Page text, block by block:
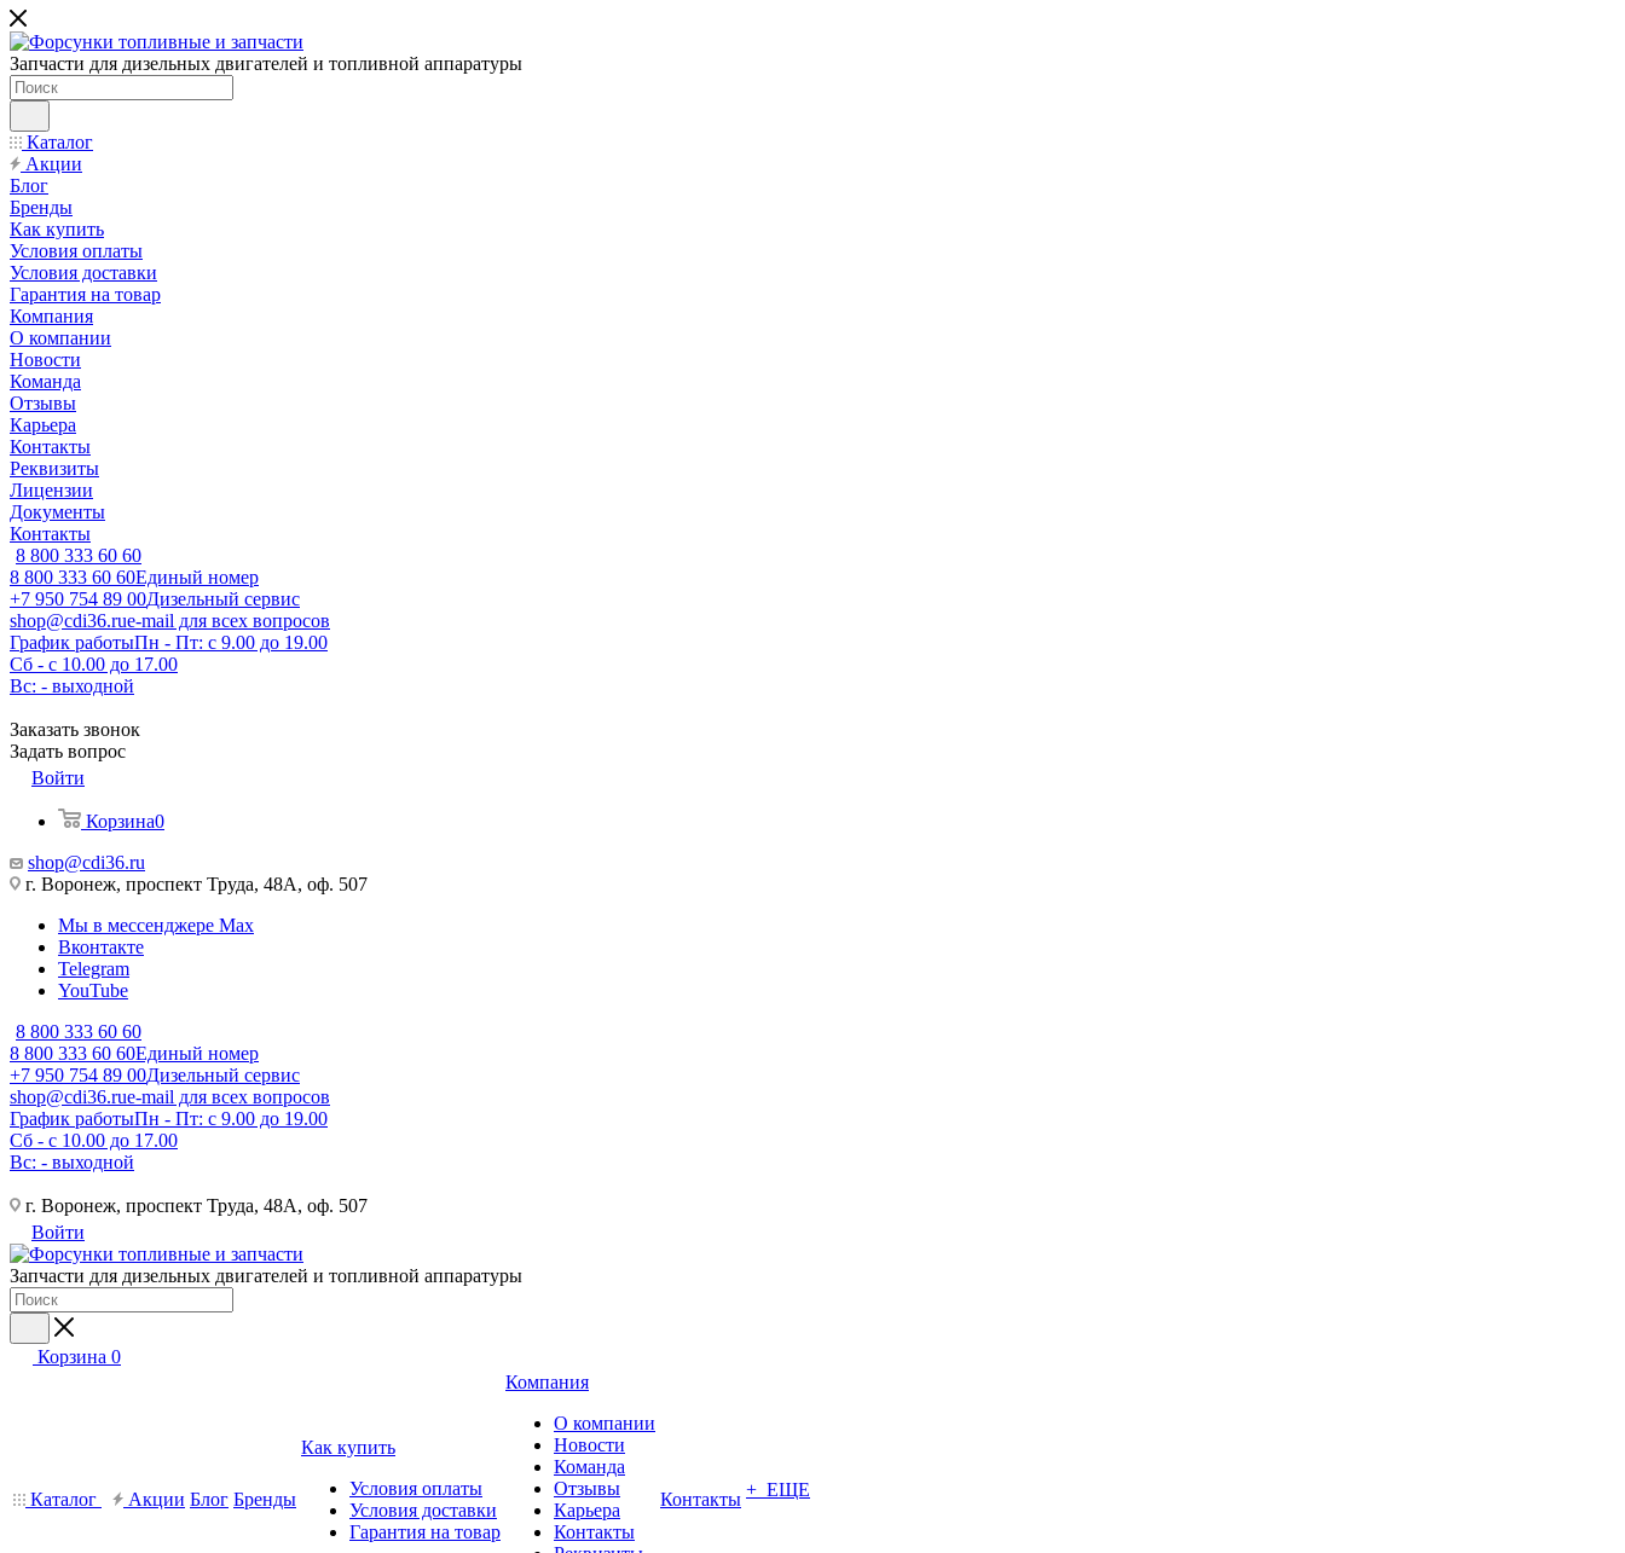
Запчасти для дизельных двигателей и топливной аппаратуры
Каталог
Акции
Блог
Бренды
Как купить
Условия оплаты
Условия доставки
Гарантия на товар
Компания
О компании
Новости
Команда
Отзывы
Карьера
Контакты
Реквизиты
Лицензии
Документы
Контакты
8 800 333 60 60
8 800 333 60 60Единый номер
+7 950 754 89 00Дизельный сервис
shop@cdi36.rue-mail для всех вопросов
График работыПн - Пт: с 9.00 до 19.00
Сб - с 10.00 до 17.00
Вс: - выходной
Заказать звонок
Задать вопрос
Войти
Корзина0
shop@cdi36.ru
г. Воронеж, проспект Труда, 48А, оф. 507
Мы в мессенджере Max
Вконтакте
Telegram
YouTube
8 800 333 60 60
8 800 333 60 60Единый номер
+7 950 754 89 00Дизельный сервис
shop@cdi36.rue-mail для всех вопросов
График работыПн - Пт: с 9.00 до 19.00
Сб - с 10.00 до 17.00
Вс: - выходной
г. Воронеж, проспект Труда, 48А, оф. 507
Войти
Запчасти для дизельных двигателей и топливной аппаратуры
Корзина 0
Каталог Акции Блог Бренды
Как купить
Условия оплаты
Условия доставки
Гарантия на товар
Компания
О компании
Новости
Команда
Отзывы
Карьера
Контакты
Контакты + ЕЩЕ